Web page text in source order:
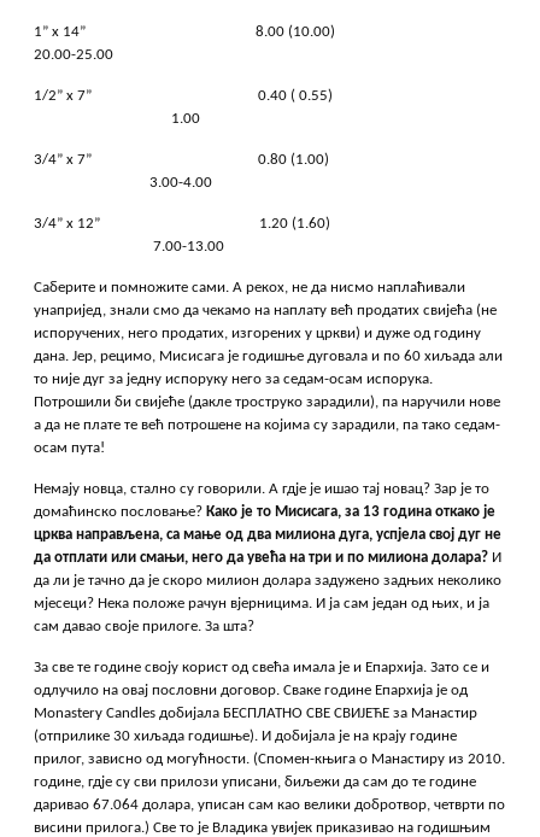
1” x 14” 8.00 (10.00)
20.00-25.00
1/2” x 7” 0.40 ( 0.55)
1.00
3/4” x 7” 0.80 (1.00)
3.00-4.00
3/4” x 12” 1.20 (1.60)
7.00-13.00
Саберите и помножите сами. А рекох, не да нисмо наплаћивали
унапријед, знали смо да чекамо на наплату већ продатих свијећа (не
испоручених, него продатих, изгорених у цркви) и дуже од годину
дана. Јер, рецимо, Мисисага је годишње дуговала и по 60 хиљада али
то није дуг за једну испоруку него за седам-осам испорука.
Потрошили би свијеће (дакле троструко зарадили), па наручили нове
а да не плате те већ потрошене на којима су зарадили, па тако седам-
осам пута!
Немају новца, стално су говорили. А гдје је ишао тај новац? Зар је то
домаћинско пословање? Како је то Мисисага, за 13 година откако је
црква направљена, са мање од два милиона дуга, успјела свој дуг не
да отплати или смањи, него да увећа на три и по милиона долара? И
да ли је тачно да је скоро милион долара задужено задњих неколико
мјесеци? Нека положе рачун вјерницима. И ја сам један од њих, и ја
сам давао своје прилоге. За шта?
За све те године своју корист од свећа имала је и Епархија. Зато се и
одлучило на овај пословни договор. Сваке године Епархија је од
Monastery Candles добијала БЕСПЛАТНО СВЕ СВИЈЕЋЕ за Манастир
(отприлике 30 хиљада годишње). И добијала је на крају године
прилог, зависно од могућности. (Спомен-књига о Манастиру из 2010.
године, гдје су сви прилози уписани, биљежи да сам до те године
даривао 67.064 долара, уписан сам као велики добротвор, четврти по
висини прилога.) Све то је Владика увијек приказивао на годишњим